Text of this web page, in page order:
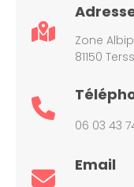
Zone
81150
06 03 43
Email